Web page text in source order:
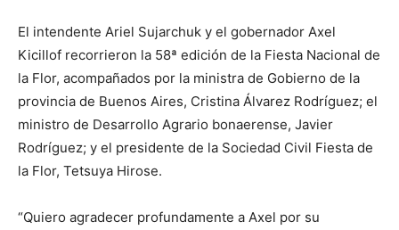
El intendente Ariel Sujarchuk y el gobernador Axel
Kicillof recorrieron la 58ª edición de la Fiesta Nacional de
la Flor, acompañados por la ministra de Gobierno de la
provincia de Buenos Aires, Cristina Álvarez Rodríguez; el
ministro de Desarrollo Agrario bonaerense, Javier
Rodríguez; y el presidente de la Sociedad Civil Fiesta de
la Flor, Tetsuya Hirose.
“Quiero agradecer profundamente a Axel por su